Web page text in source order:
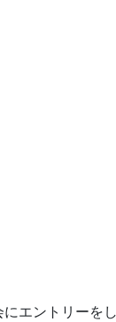
エントリーをし